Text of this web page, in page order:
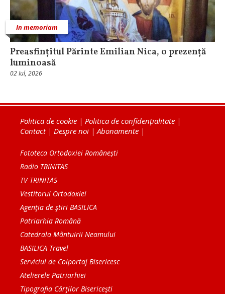
In memoriam
Preasfințitul Părinte Emilian Nica, o prezență
luminoasă
02 Iul, 2026
Politica de cookie | Politica de confidențialitate |
Contact| Despre noi | Abonamente |
Fototeca Ortodoxiei Românești
Radio TRINITAS
TV TRINITAS
Vestitorul Ortodoxiei
Agenţia de ştiri BASILICA
Patriarhia Română
Catedrala Mântuirii Neamului
BASILICA Travel
Serviciul de Colportaj Bisericesc
Atelierele Patriarhiei
Tipografia Cărţilor Bisericeşti